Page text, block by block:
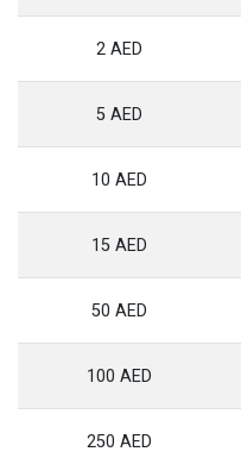
2 AED
5 AED
10 AED
15 AED
50 AED
100 AED
250 AED